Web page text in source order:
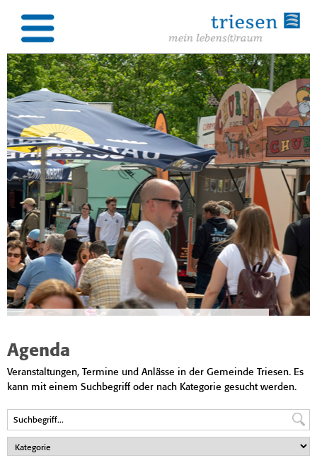
Agenda
Veranstaltungen, Termine und Anlässe in der Gemeinde Triesen. Es
kann mit einem Suchbegriff oder nach Kategorie gesucht werden.